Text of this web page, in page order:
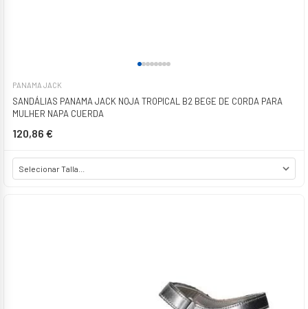
PANAMA JACK
SANDÁLIAS PANAMA JACK NOJA TROPICAL B2 BEGE DE CORDA PARA
MULHER NAPA CUERDA
120,86 €